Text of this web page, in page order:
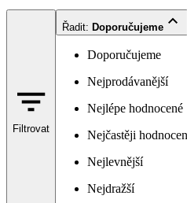
Filtrovat
Řadit: Doporučujeme
Doporučujeme
Nejprodávanější
Nejlépe hodnocené
Nejčastěji
Nejlevnější
Nejdražší